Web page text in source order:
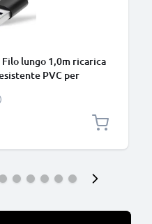
Filo lungo 1,0m ricarica
PVC per
Lumix, Sony